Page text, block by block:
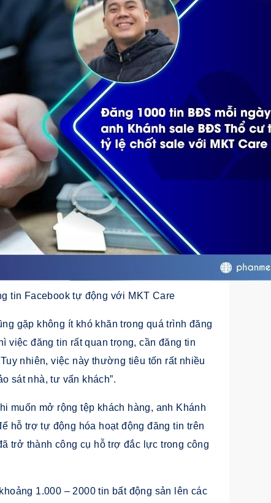
tin Facebook tự động với MKT Care
gặp không ít khó khăn trong quá trình đăng
việc đăng tin rất quan trọng, cần đăng tin
nhiên, việc này thường tiêu tốn rất nhiều
sát nhà, tư vấn khách”.
muốn mở rộng tệp khách hàng, anh Khánh
hỗ trợ tự động hóa hoạt động đăng tin trên
trở thành công cụ hỗ trợ đắc lực trong công
1.000 – 2000 tin bất động sản lên các